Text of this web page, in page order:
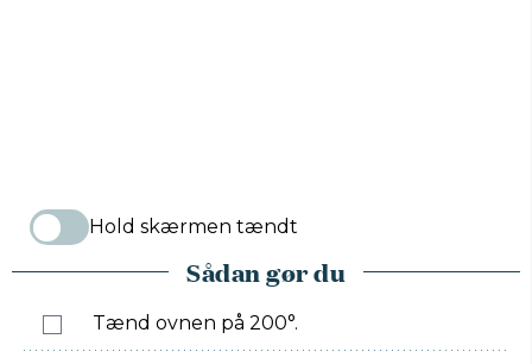
Hold skærmen tændt
Sådan gør du
Tænd ovnen på 200°.